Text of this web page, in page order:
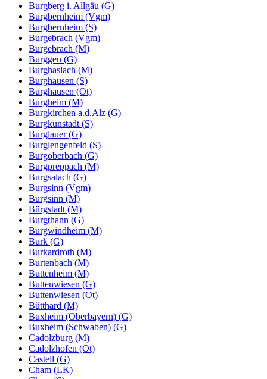
Burgberg i. Allgäu (G)
Burgbernheim (Vgm)
Burgbernheim (S)
Burgebrach (Vgm)
Burgebrach (M)
Burggen (G)
Burghaslach (M)
Burghausen (S)
Burghausen (Ot)
Burgheim (M)
Burgkirchen a.d.Alz (G)
Burgkunstadt (S)
Burglauer (G)
Burglengenfeld (S)
Burgoberbach (G)
Burgpreppach (M)
Burgsalach (G)
Burgsinn (Vgm)
Burgsinn (M)
Bürgstadt (M)
Burgthann (G)
Burgwindheim (M)
Burk (G)
Burkardroth (M)
Burtenbach (M)
Buttenheim (M)
Buttenwiesen (G)
Buttenwiesen (Ot)
Bütthard (M)
Buxheim (Oberbayern) (G)
Buxheim (Schwaben) (G)
Cadolzburg (M)
Cadolzhofen (Ot)
Castell (G)
Cham (LK)